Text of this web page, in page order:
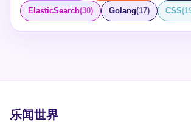
ElasticSearch(30) Golang(17) CSS(
乐闻世界